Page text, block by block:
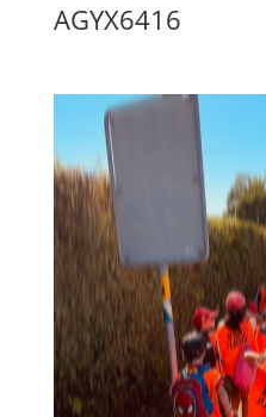
AGYX6416